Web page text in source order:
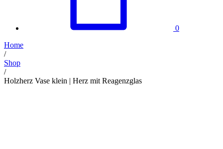
0
Home
/
Shop
/
Holzherz Vase klein | Herz mit Reagenzglas